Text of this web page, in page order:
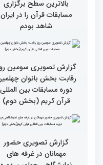
کشور ایران بالاست/ تعریف
این مسابقات
بالاترین سطح برگزاری
مسابقات قرآن را در ایران
شاهد بودم